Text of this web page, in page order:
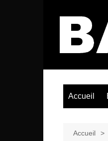
Accueil
Accueil